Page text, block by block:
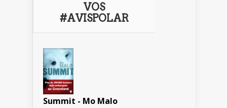
VOS
#AVISPOLAR
Summit - Mo Malo